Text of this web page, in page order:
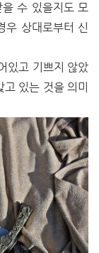
수 있을지도 모
우 상대로부터 신
있고 기쁘지 않았
있는 것을 의미